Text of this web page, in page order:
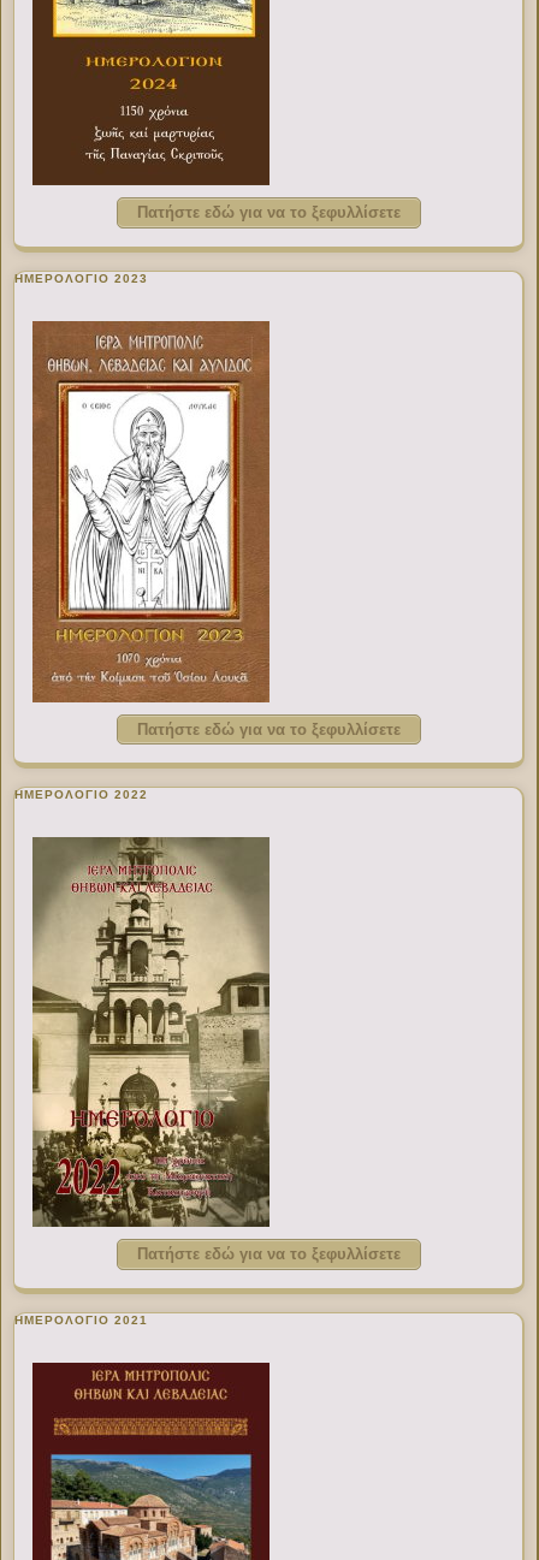
Πατήστε εδώ για να το ξεφυλλίσετε
ΗΜΕΡΟΛΟΓΙΟ 2023
Πατήστε εδώ για να το ξεφυλλίσετε
ΗΜΕΡΟΛΟΓΙΟ 2022
Πατήστε εδώ για να το ξεφυλλίσετε
ΗΜΕΡΟΛΟΓΙΟ 2021